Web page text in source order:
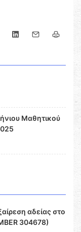
Μαθητικού
αδείας στο
304678)